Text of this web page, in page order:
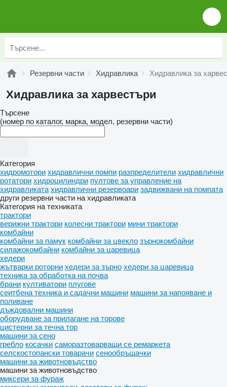
Резервни части Хидравлика Хидравлика за
Хидравлика за харвестъри
Търсене
(номер по каталог, марка, модел, резервни части)
Категория
хидромотори хидравлични помпи разпределители хидравлични
ротатори хидроцилиндри пултове за управление на
хидравликата хидравлични резервоари задвижвани на помпата
други резервни части на хидравликата
Категория на техниката
трактори
верижни трактори колесни трактори мини трактори
комбайни
комбайни за памук комбайни за цвекло зърнокомбайни
силажокомбайни комбайни за царевица
хедери
жътварки роторни хедери за зърно хедери за царевица
техника за обработка на почва
брани култиватори плугове
сеитбена техника и садачни машини машини за напояване и
поливане
дъждовални машини
оборудване за прилагане на торове
цистерни за течна тор
машини за сено
гребло косачки саморазтоварващи се ремаркета
селскостопански товарачи сенообръщачки
машини за животновъдство
машини за животновъдство
миксери за фураж